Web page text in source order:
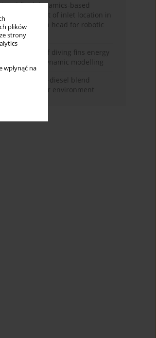
plików
strony
wpłynąć na
fluid dynamics-based
assessment of inlet location in
water-curtain head for robotic
analysis of diving fins energy
using hydrodynamic modelling
of ammonia-diesel blend
on a cleaner environment